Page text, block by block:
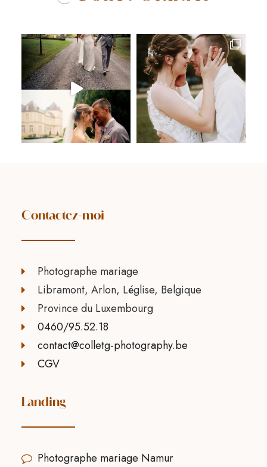
Contactez-moi
Photographe mariage
Libramont, Arlon, Léglise, Belgique
Province du Luxembourg
0460/95.52.18
contact@colletg-photography.be
CGV
Landing
Photographe mariage Namur